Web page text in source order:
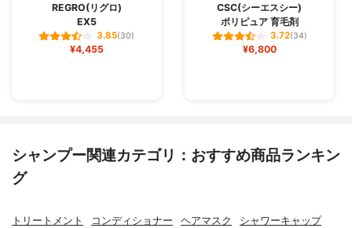
REGRO(リグロ)
EX5
3.85(30)
¥4,455
CSC(シーエスシー)
ポリピュア 育毛剤
3.72(34)
¥6,800
シャンプー関連カテゴリ：おすすめ商品ランキン
グ
トリートメント コンディショナー ヘアマスク シャワーキャップ